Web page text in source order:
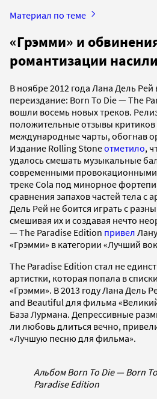
Материал по теме
«Грэмми» и
романтизации
В ноябре 2012 года Лана Дель Рей
переиздание: Born To Die — The
вошли восемь новых треков.
положительные отзывы критиков
международные чарты, обогнав
Издание Rolling Stoneотметило,
удалось смешать музыкальные
современными провокационными
треке Cola под минорное
сравнения запахов частей тела с
Дель Рей не боится играть с
смешивая их и создавая нечто
— The Paradise Edition привел
«Грэмми» в категории «Лучший
The Paradise Edition стал не
артистки, которая попала в
«Грэмми». В 2013 году Лана Дель
and Beautiful для фильма
База Лурмана. Депрессивные
ли любовь длиться вечно,
«Лучшую песню для фильма».
Альбом Born To Die — Born
Paradise Edition